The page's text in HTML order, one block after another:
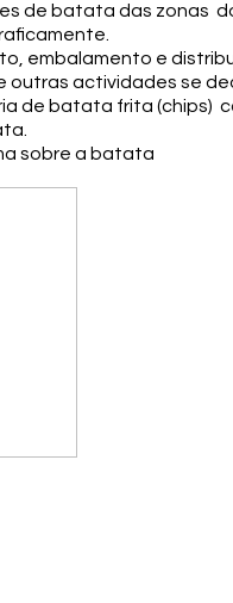
de batata das zonas
embalamento e
outras actividades se
de batata frita (chips)
sobre a batata